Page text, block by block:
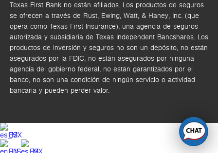
Texas First Bank no están afiliados. Los productos de seguros
se ofrecen a través de Rust, Ewing, Watt, & Haney, Inc. (que
opera como Texas First Insurance), una agencia de seguros
autorizada y subsidiaria de Texas Independent Bancshares. Los
productos de inversión y seguros no son un depósito, no están
asegurados por la FDIC, no están asegurados por ninguna
agencia del gobierno federal, no están garantizados por el
banco, no son una condición de ningún servicio o actividad
bancaria y pueden perder valor.
ES